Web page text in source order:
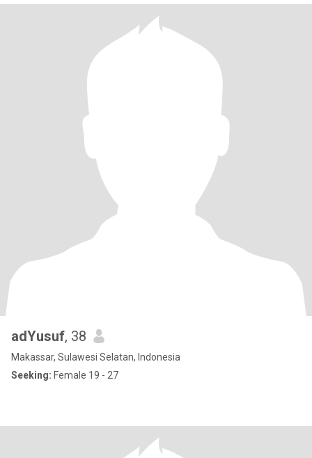
adYusuf, 38
Makassar, Sulawesi Selatan, Indonesia
Seeking: Female 19 - 27